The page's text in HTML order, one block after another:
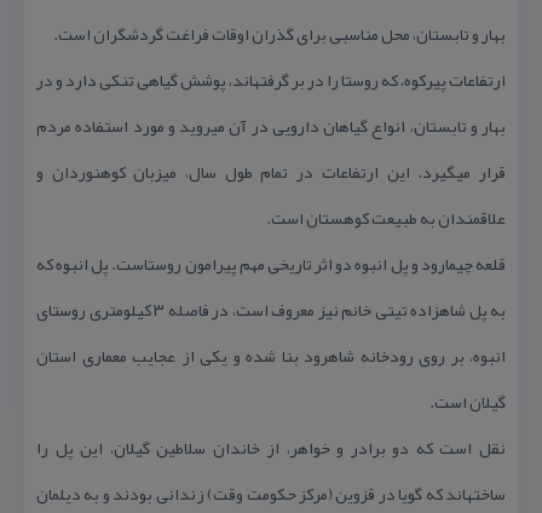
بهار و تابستان، محل مناسبی برای گذران اوقات فراغت گردشگران است.
ارتفاعات پیركوه، كه روستا را در بر گرفته‏اند، پوشش گیاهی تنكی دارد و در
بهار و تابستان، انواع گیاهان دارویی در آن می‏روید و مورد استفاده مردم
قرار می‏گیرد. این ارتفاعات در تمام طول سال، میزبان كوهنوردان و
علاقمندان به طبیعت كوهستان است.
قلعه چیمارود و پل انبوه دو اثر تاریخی مهم پیرامون روستاست. پل انبوه كه
به پل شاهزاده تی‏تی خانم نیز معروف است، در فاصله ۳ كیلومتری روستای
انبوه، بر روی رودخانه شاهرود بنا شده و یكی از عجایب معماری استان
گیلان است.
نقل است كه دو برادر و خواهر، از خاندان سلاطین گیلان، این پل را
ساخته‏اند كه گویا در قزوین (مركز حكومت وقت) زندانی بودند و به دیلمان